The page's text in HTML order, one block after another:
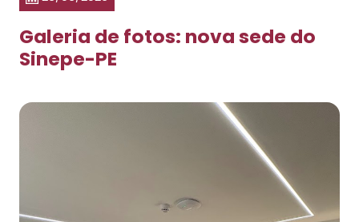
Galeria de fotos: nova sede do
Sinepe-PE